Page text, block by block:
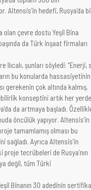
Altensis’in hedefi, Rusya’da
olan çevre dostu Yeşil Bina
da Türk inşaat firmaları
şunları söyledi: “Enerji,
bu konularda hassasiyetinin
gerekenin çok altında kalmış.
konseptini artık her yerde
da artmaya başladı.
öncülük yapıyor. Altensis’in
tamamlamış olması bu
sağladı. Ayrıca Altensis’in
tecrübeleri de Rusya’nın
değil, tüm Türki
Binanın 30 adedinin sertifika